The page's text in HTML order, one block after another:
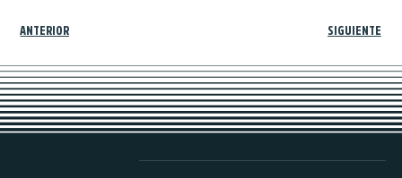
ANTERIOR SIGUIENTE